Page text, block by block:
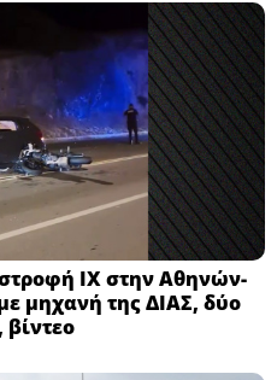
ΙΧ στην Αθηνών-
μηχανή της ΔΙΑΣ, δύο
βίντεο